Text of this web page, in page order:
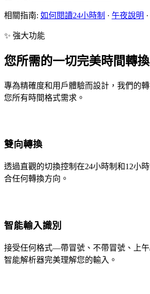
相關指南: 如何閱讀24小時制 · 午夜說明 ·
✨ 強大功能
您所需的一切完美時間轉
專為精確度和用戶體驗而設計，我們的
您所有時間格式需求。
雙向轉換
透過直觀的切換控制在24小時制和12小
合任何轉換方向。
智能輸入識別
接受任何格式—帶冒號、不帶冒號、上
智能解析器完美理解您的輸入。